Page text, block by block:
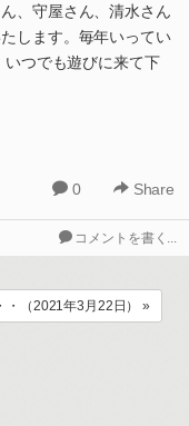
、守屋さん、清水さん
します。毎年いってい
いつでも遊びに来て下
0 Share
コメントを書く...
・（2021年3月22日） »